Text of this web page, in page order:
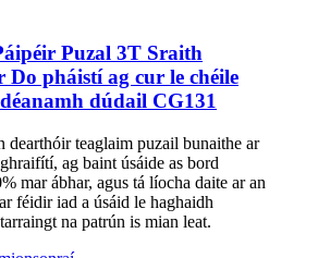
Puzal 3T Sraith
Do pháistí ag cur le chéile
dúdail CG131
dearthóir teaglaim puzail bunaithe ar
ag baint úsáide as bord
mar ábhar, agus tá líocha daite ar an
féidir iad a úsáid le haghaidh
na patrún is mian leat.